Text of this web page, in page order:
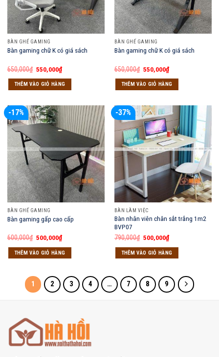
BÀN GHẾ GAMING
Bàn gaming chữ K có giá sách
650,000₫ Giá
gốc
là:
650,000₫.
550,000₫Giá
hiện
tại
là:
THÊM VÀO GIỎ HÀNG
BÀN GHẾ GAMING
Bàn gaming chữ K có giá sách
650,000₫ Giá
gốc
là:
650,000₫.
550,000₫Giá
hiện
tại
là:
THÊM VÀO GIỎ HÀNG
-17%
BÀN GHẾ GAMING
Bàn gaming gấp cao cấp
600,000₫ Giá
là:
600,000₫.
500,000₫Giá
hiện
tại
là:
THÊM VÀO GIỎ HÀNG
-37%
BÀN LÀM VIỆC
Bàn nhân viên chân sắt trắng 1m2
BVP07
790,000₫ Giá
là:
790,000₫.
500,000₫Giá
hiện
tại
là:
THÊM VÀO GIỎ HÀNG
1 2 3 4 … 7 8 9